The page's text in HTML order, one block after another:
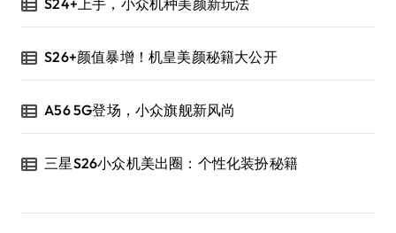
S26+颜值暴增！机皇美颜秘籍大公开
A56 5G登场，小众旗舰新风尚
三星S26小众机美出圈：个性化装扮秘籍